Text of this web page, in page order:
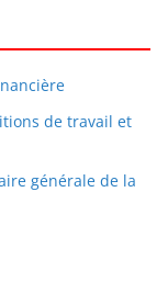
de travail et
générale de la